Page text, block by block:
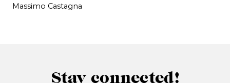
Massimo Castagna
Stay connected!